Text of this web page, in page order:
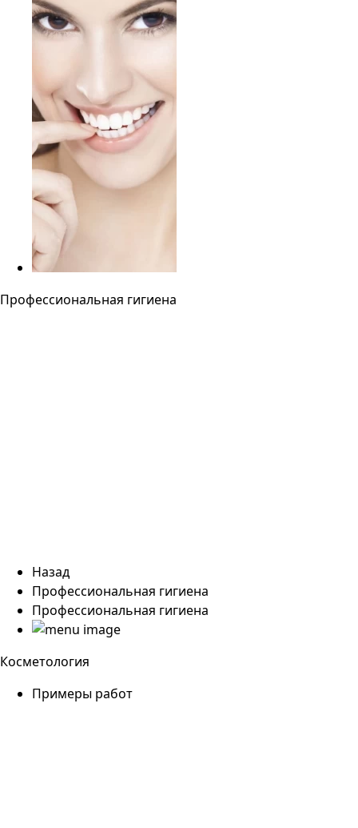
Профессиональная гигиена
Назад
Профессиональная гигиена
Профессиональная гигиена
Косметология
Примеры работ